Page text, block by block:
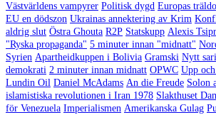
Västvärldens vampyrer Politisk dygd Europas
EU en dödszon Ukrainas annektering av Krim
aldrig slut Östra Ghouta R2P Statskupp Alexis
"Ryska propaganda" 5 minuter innan "midnatt"
Syrien Apartheidkuppen i Bolivia Gramski Nytt
demokrati 2 minuter innan midnatt OPWC Upp
Lundin Oil Daniel McAdams An die Freude Solon
islamistiska revolutionen i Iran 1978 Slakthuset
för Venezuela Imperialismen Amerikanska Gulag